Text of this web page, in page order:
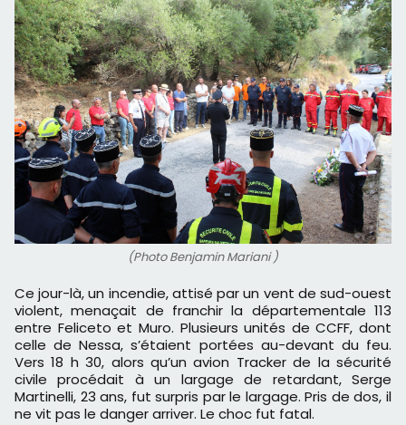
(Photo Benjamin Mariani )
Ce jour-là, un incendie, attisé par un vent de sud-ouest
violent, menaçait de franchir la départementale 113
entre Feliceto et Muro. Plusieurs unités de CCFF, dont
celle de Nessa, s’étaient portées au-devant du feu.
Vers 18 h 30, alors qu’un avion Tracker de la sécurité
civile procédait à un largage de retardant, Serge
Martinelli, 23 ans, fut surpris par le largage. Pris de dos, il
ne vit pas le danger arriver. Le choc fut fatal.